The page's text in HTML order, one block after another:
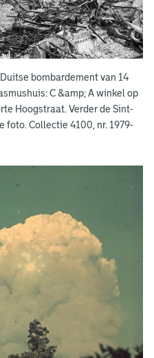
bombardement van 14
C &amp; A winkel op
Hoogstraat. Verder de Sint-
foto. Collectie 4100, nr. 1979-